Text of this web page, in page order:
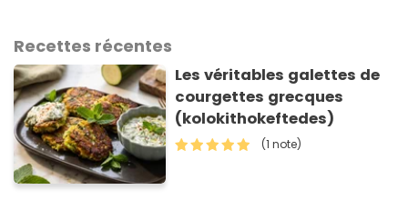
Recettes récentes
Les véritables galettes de
courgettes grecques
(kolokithokeftedes)
(1 note)